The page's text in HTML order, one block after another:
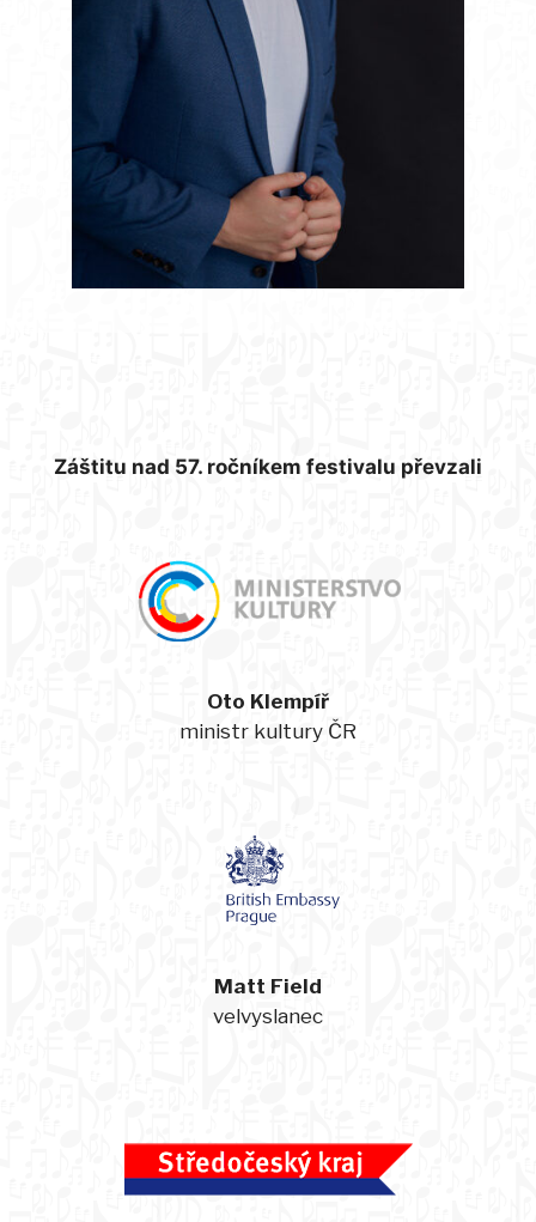
Záštitu nad 57. ročníkem festivalu převzali
Oto Klempíř
ministr kultury ČR
Matt Field
velvyslanec